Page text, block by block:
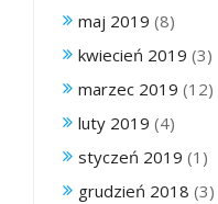
maj 2019 (8)
kwiecień 2019 (3)
marzec 2019 (12)
luty 2019 (4)
styczeń 2019 (1)
grudzień 2018 (3)